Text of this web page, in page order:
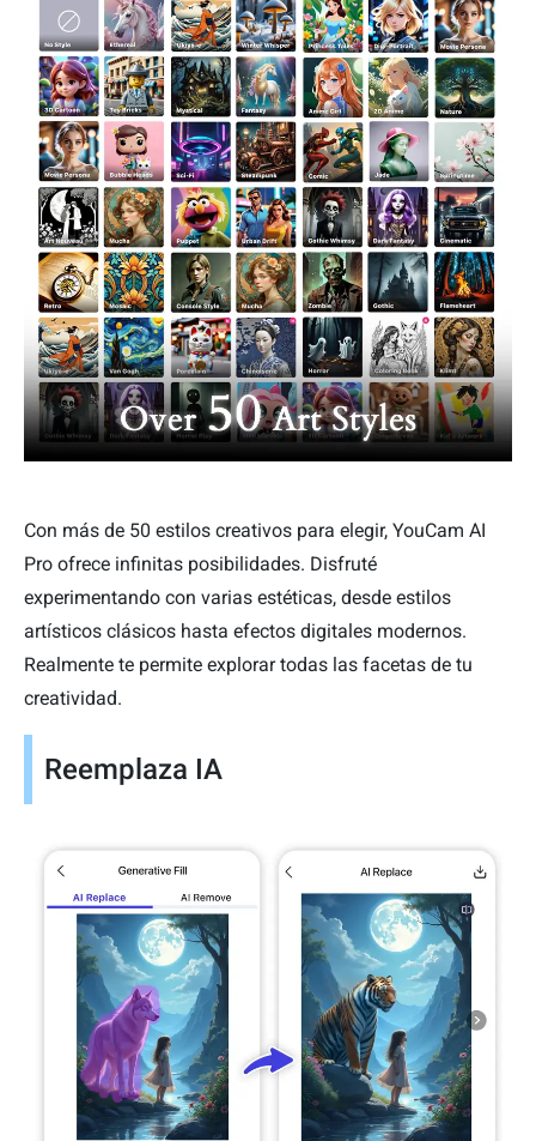
Con más de 50 estilos creativos para elegir, YouCam AI
Pro ofrece infinitas posibilidades. Disfruté
experimentando con varias estéticas, desde estilos
artísticos clásicos hasta efectos digitales modernos.
Realmente te permite explorar todas las facetas de tu
creatividad.
Reemplaza IA